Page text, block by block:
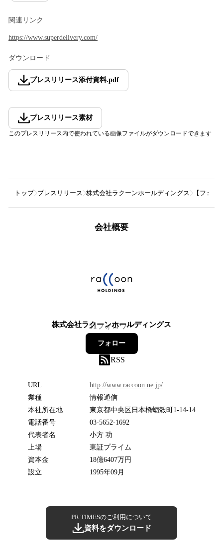
関連リンク
https://www.superdelivery.com/
ダウンロード
プレスリリース添付資料.pdf
プレスリリース素材
このプレスリリース内で使われている画像ファイルがダウンロードできます
トップ プレスリリース 株式会社ラクーンホールディングス 【フェ
会社概要
株式会社ラクーンホールディングス
51 フォロワー
フォロー
RSS
URL
http://www.raccoon.ne.jp/
業種
情報通信
本社所在地
東京都中央区日本橋蛎殻町1-14-14
電話番号
03-5652-1692
代表者名
小方 功
上場
東証プライム
資本金
18億6407万円
設立
1995年09月
PR TIMESのご利用について
資料をダウンロード